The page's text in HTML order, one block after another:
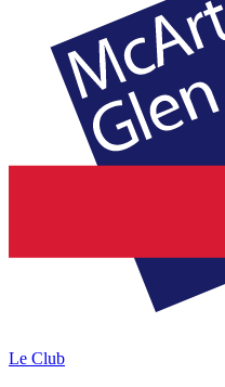
Le Club